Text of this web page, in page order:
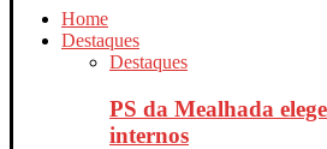
Home
Destaques
Destaques
PS da Mealhada
internos